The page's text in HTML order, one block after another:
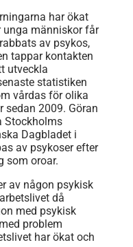
har ökat
unga människor får
av psykos,
tappar kontakten
utveckla
statistiken
vårdas för olika
sedan 2009. Göran
Stockholms
Dagbladet i
av psykoser efter
som oroar.
av någon psykisk
då
med psykisk
problem
har ökat och